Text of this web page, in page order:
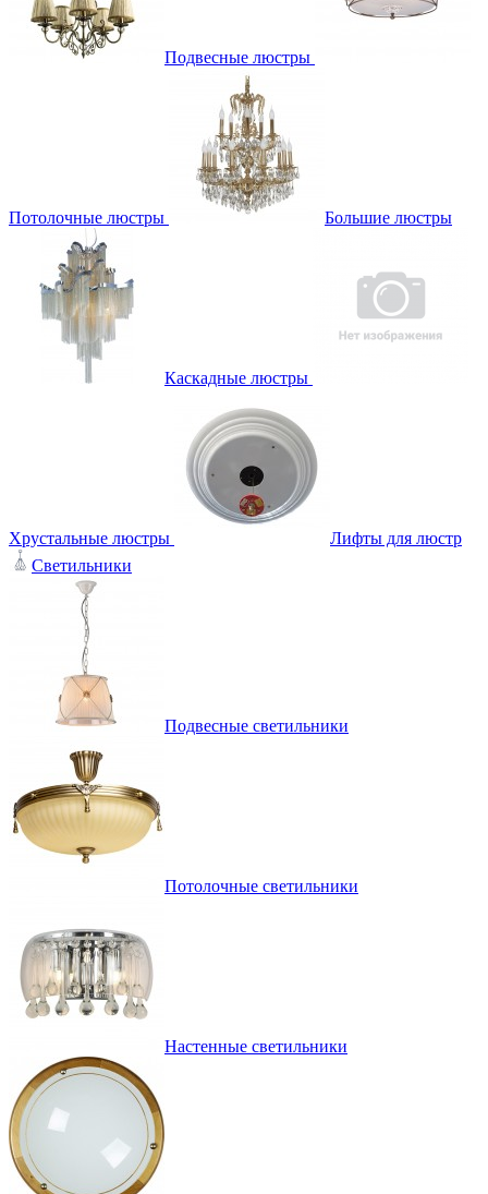
Подвесные люстры
Потолочные люстры Большие люстры
Каскадные люстры
Хрустальные люстры
Лифты для люстр
Светильники
Подвесные светильники
Потолочные светильники
Настенные светильники